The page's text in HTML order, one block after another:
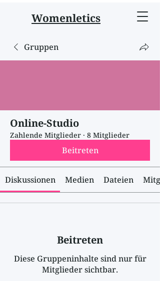
Womenletics
Gruppen
Online-Studio
Zahlende Mitglieder · 8 Mitglieder
Beitreten
Diskussionen Medien Dateien
Beitreten
Diese Gruppeninhalte sind nur für
Mitglieder sichtbar.